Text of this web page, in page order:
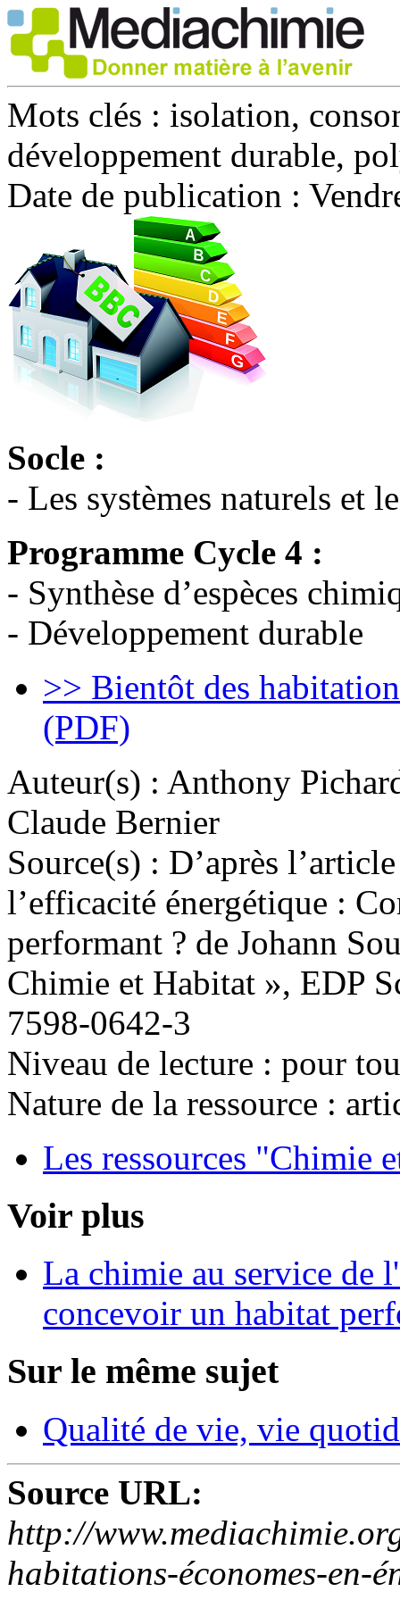
Mots clés : isolation,
développement durable,
Date de publication :
Socle :
- Les systèmes naturels et
Programme Cycle 4 :
- Synthèse d’espèces
- Développement durable
>> Bientôt des
(PDF)
Auteur(s) : Anthony
Claude Bernier
Source(s) : D’après
l’efficacité énergétique :
performant ? de Johann
Chimie et Habitat », EDP
7598-0642-3
Niveau de lecture : pour
Nature de la ressource :
Les ressources "Chimie
Voir plus
La chimie au service de
concevoir un habitat
Sur le même sujet
Qualité de vie, vie
Source URL:
http://
habitations-économes-en-